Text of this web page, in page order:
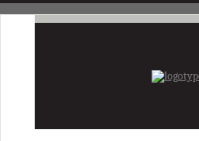
Новости
Бизнес